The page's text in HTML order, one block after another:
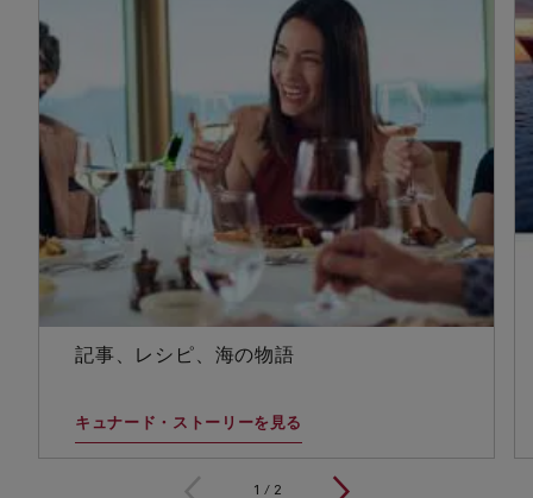
記事、レシピ、海の物語
キュナード・ストーリーを見る
1 / 2